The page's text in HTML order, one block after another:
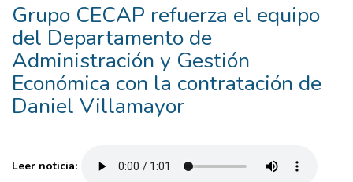
Grupo CECAP refuerza el equipo
del Departamento de
Administración y Gestión
Económica con la contratación de
Daniel Villamayor
Leer noticia: